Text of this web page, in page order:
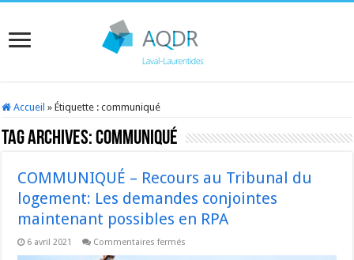
Accueil » Étiquette :communiqué
Tag Archives:communiqué
COMMUNIQUÉ – Recours au Tribunal du
logement: Les demandes conjointes
maintenant possibles en RPA
6 avril 2021 Commentaires fermés